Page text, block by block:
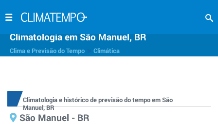
Climatologia em São Manuel, BR
Clima e Previsão do Tempo Climática
Climatologia e histórico de previsão do tempo em São
Manuel, BR
São Manuel - BR